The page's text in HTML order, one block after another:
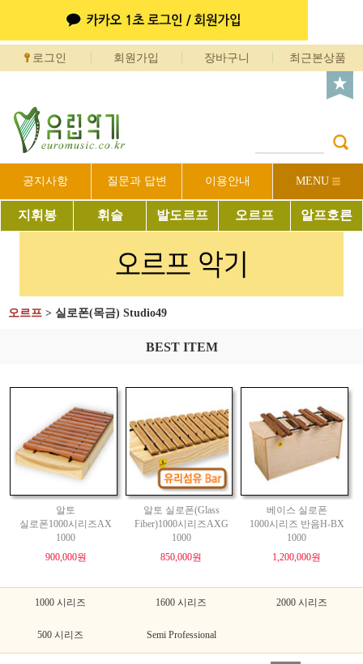
로그인 회원가입 장바구니 최근본상품
공지사항 질문과 답변 이용안내 MENU
지휘봉 휘슬 발도르프 오르프 알프호른
오르프 > 실로폰(목금) Studio49
BEST ITEM
알토
실로폰1000시리즈AX
1000
900,000원
알토 실로폰(Glass
Fiber)1000시리즈AXG
1000
850,000원
베이스 실로폰
1000시리즈 반음H-BX
1000
1,200,000원
1000 시리즈 1600 시리즈 2000 시리즈
500 시리즈 Semi Professional